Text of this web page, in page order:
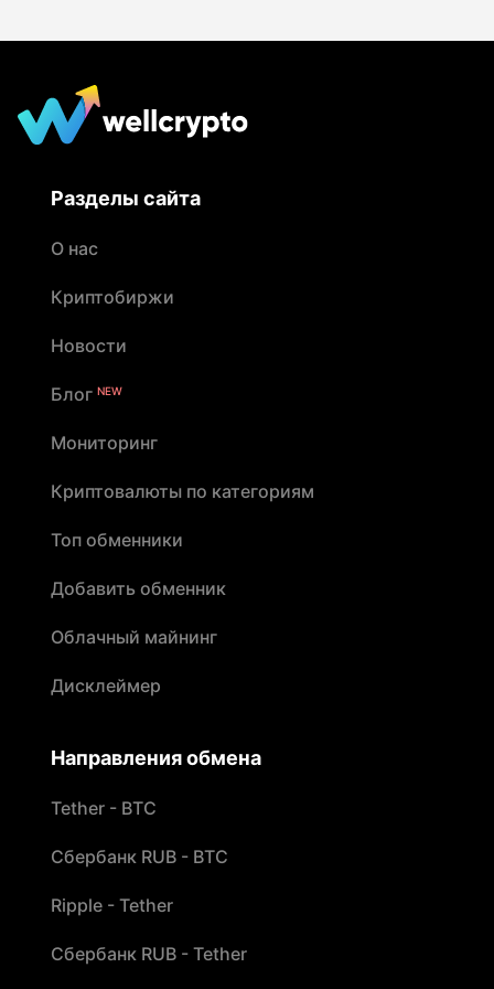
средств до приезда курьера
Разделы сайта
О нас
Криптобиржи
Новости
Блог NEW
Мониторинг
Криптовалюты по категориям
Топ обменники
Добавить обменник
Облачный майнинг
Дисклеймер
Направления обмена
Tether - BTC
Сбербанк RUB - BTC
Ripple - Tether
Сбербанк RUB - Tether